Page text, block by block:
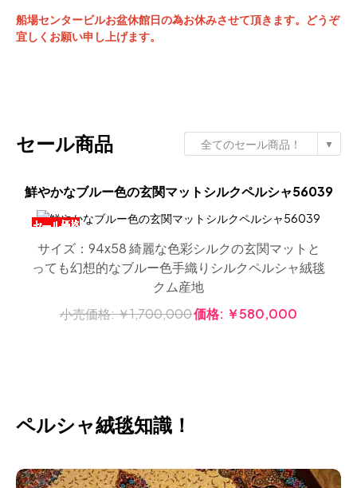
船場センタービルお盆休館日の為お休みさせて頂きます。
どうぞ
宜しくお願い申し上げます。
セール商品 全てのセール商品！ ▼
鮮やかなブルー色の玄関マットシルクペルシャ56039
サイズ：94x58 綺麗な色彩シルクの玄関マットと
っても幻想的なブルー色手織りシルクペルシャ絨毯
クム産地
小売価格:￥1,700,000価格:￥580,000
ペルシャ絨毯知識！